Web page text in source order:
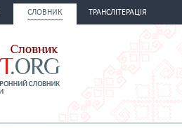
СЛОВНИК ТРАНСЛІТЕРАЦІЯ